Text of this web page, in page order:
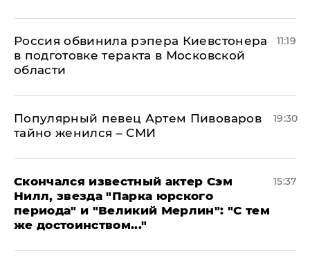
Россия обвинила рэпера Киевстонера
в подготовке теракта в Московской
области
11:19
Популярный певец Артем Пивоваров
тайно женился – СМИ
19:30
Скончался известный актер Сэм
Нилл, звезда "Парка юрского
периода" и "Великий Мерлин": "С тем
же достоинством..."
15:37